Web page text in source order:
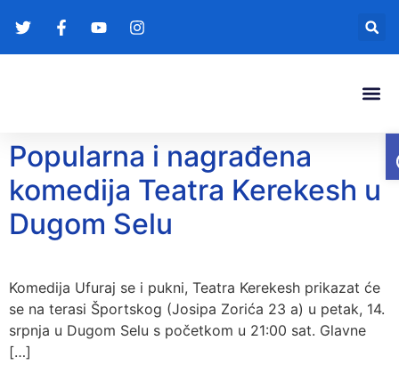
Popularna i nagrađena
komedija Teatra Kerekesh u
Dugom Selu
Komedija Ufuraj se i pukni, Teatra Kerekesh prikazat će
se na terasi Športskog (Josipa Zorića 23 a) u petak, 14.
srpnja u Dugom Selu s početkom u 21:00 sat. Glavne
[…]